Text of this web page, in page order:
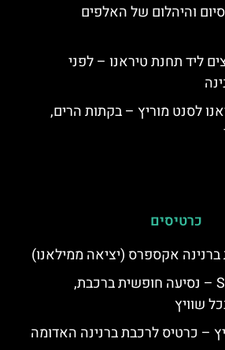
והיהלום של האלפים
ליד תחנת טיראנו – לפני
לסנט מוריץ – בקתות הרים,
כרטיסים
ברנינה אקספרס (יציאה ממילאנו)
Swiss Travel Pass – נסיעה חופשית ברכבת,
שוויץ
– כרטיס לרכבת ברנינה האדומה